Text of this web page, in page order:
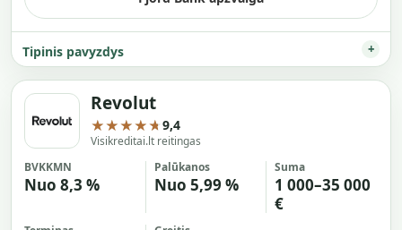
Tipinis pavyzdys
Revolut
★★★★★9,4
Visikreditai.lt reitingas
BVKKMN
Nuo 8,3 %
Palūkanos
Nuo 5,99 %
Suma
1 000–35 000
€